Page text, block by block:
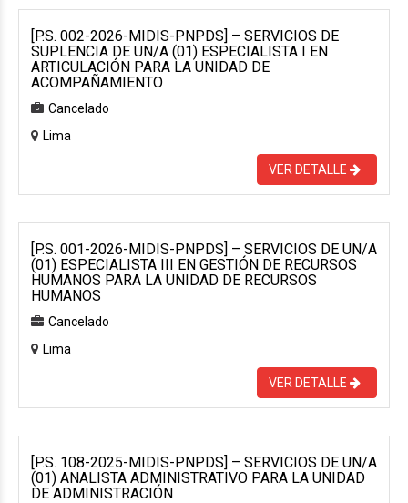
[P.S. 002-2026-MIDIS-PNPDS] – SERVICIOS DE
SUPLENCIA DE UN/A (01) ESPECIALISTA I EN
ARTICULACIÓN PARA LA UNIDAD DE
ACOMPAÑAMIENTO
Cancelado
Lima
VER DETALLE
[P.S. 001-2026-MIDIS-PNPDS] – SERVICIOS DE UN/A
(01) ESPECIALISTA III EN GESTIÓN DE RECURSOS
HUMANOS PARA LA UNIDAD DE RECURSOS
HUMANOS
Cancelado
Lima
VER DETALLE
[P.S. 108-2025-MIDIS-PNPDS] – SERVICIOS DE UN/A
(01) ANALISTA ADMINISTRATIVO PARA LA UNIDAD
DE ADMINISTRACIÓN